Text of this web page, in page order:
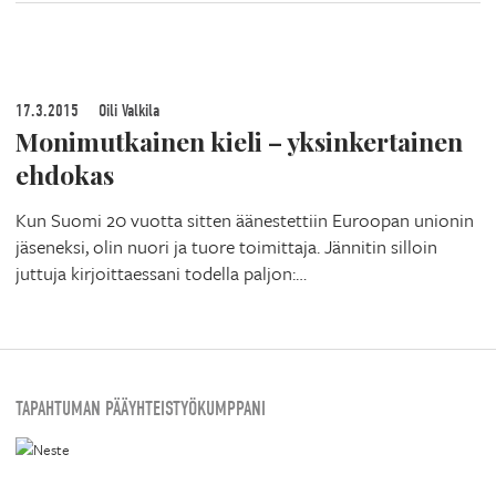
17.3.2015 Oili Valkila
Monimutkainen kieli – yksinkertainen
ehdokas
Kun Suomi 20 vuotta sitten äänestettiin Euroopan unionin
jäseneksi, olin nuori ja tuore toimittaja. Jännitin silloin
juttuja kirjoittaessani todella paljon:…
TAPAHTUMAN PÄÄYHTEISTYÖKUMPPANI